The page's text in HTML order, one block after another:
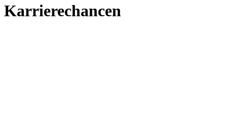
Karrierechancen